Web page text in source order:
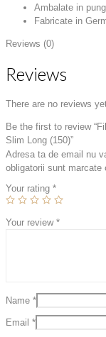
Ambalate in
Fabricate in
Reviews (0)
Reviews
There are no reviews
Be the first to review
Slim Long (150)”
Adresa ta de email nu
obligatorii sunt marcate
Your rating *
Your review *
Name *
Email *